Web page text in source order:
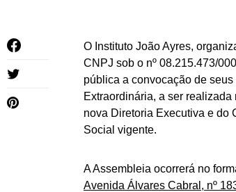
O Instituto João Ayres,
CNPJ sob o nº 08.215.473/
pública a convocação de
Extraordinária, a ser realizada
nova Diretoria Executiva e do
Social vigente.
A Assembleia ocorrerá no
Avenida Álvares Cabral, nº